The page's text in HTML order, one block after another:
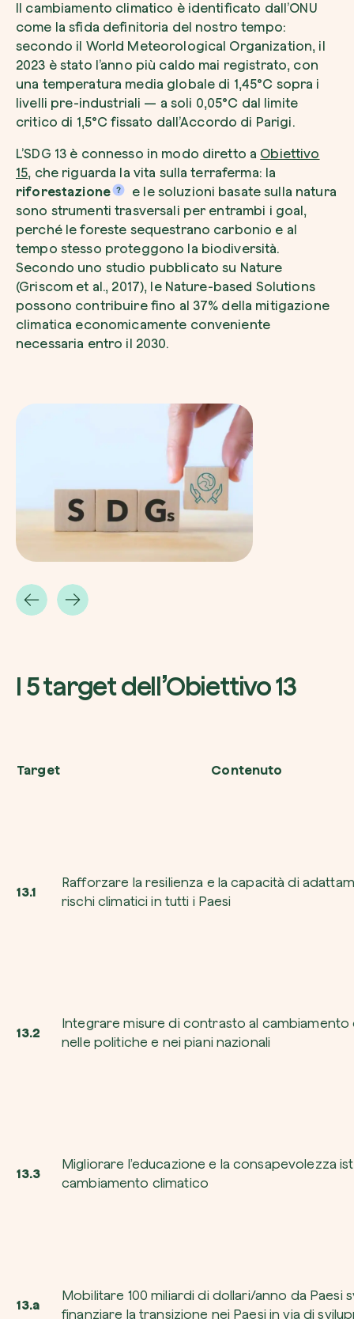
Il cambiamento climatico è identificato dall’ONU
come la sfida definitoria del nostro tempo:
secondo il World Meteorological Organization, il
2023 è stato l’anno più caldo mai registrato, con
una temperatura media globale di 1,45°C sopra i
livelli pre-industriali — a soli 0,05°C dal limite
critico di 1,5°C fissato dall’Accordo di Parigi.
L’SDG 13 è connesso in modo diretto a Obiettivo
15, che riguarda la vita sulla terraferma: la
riforestazione
e le soluzioni basate sulla natura
sono strumenti trasversali per entrambi i goal,
perché le foreste sequestrano carbonio e al
tempo stesso proteggono la biodiversità.
Secondo uno studio pubblicato su Nature
(Griscom et al., 2017), le Nature-based Solutions
possono contribuire fino al 37% della mitigazione
climatica economicamente conveniente
necessaria entro il 2030.
I 5 target dell’Obiettivo 13
Target Contenuto
13.1
Rafforzare la resilienza e la capacità di
rischi climatici in tutti i Paesi
13.2
Integrare misure di contrasto al cambiamento
nelle politiche e nei piani nazionali
13.3
Migliorare l’educazione e la consapevolezza
cambiamento climatico
13.a
Mobilitare 100 miliardi di dollari/anno da Paesi
finanziare la transizione nei Paesi in via di
Esplora la mappa
Guarda i tuoi alberi crescere dallo spazio
Inizia a esplorare
Usa il codice